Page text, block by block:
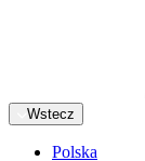
Wstecz
Polska